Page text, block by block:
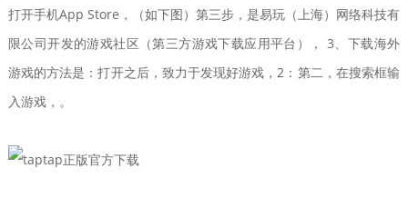
打开手机App Store，（如下图）第三步，是易玩（上海）网络科技有
限公司开发的游戏社区（第三方游戏下载应用平台）， 3、下载海外
游戏的方法是：打开之后，致力于发现好游戏，2：第二，在搜索框输
入游戏，。